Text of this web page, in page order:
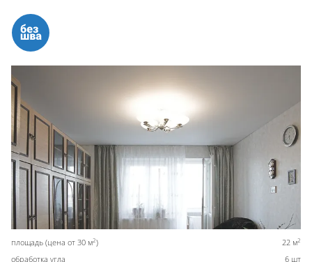
площадь (цена от 30 м2) 22 м2
обработка угла 6 шт